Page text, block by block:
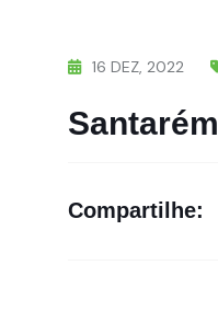
16 DEZ, 2022
Santarém
Compartilhe: